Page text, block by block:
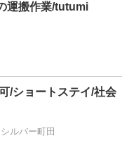
運搬作業/tutumi
/ショートステイ/社会
ルバー町田